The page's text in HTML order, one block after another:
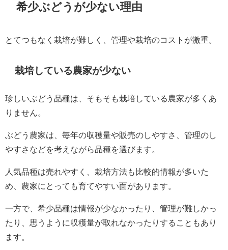
希少ぶどうが少ない理由
とてつもなく栽培が難しく、管理や栽培のコストが激重。
栽培している農家が少ない
珍しいぶどう品種は、そもそも栽培している農家が多くあ
りません。
ぶどう農家は、毎年の収穫量や販売のしやすさ、管理のし
やすさなどを考えながら品種を選びます。
人気品種は売れやすく、栽培方法も比較的情報が多いた
め、農家にとっても育てやすい面があります。
一方で、希少品種は情報が少なかったり、管理が難しかっ
たり、思うように収穫量が取れなかったりすることもあり
ます。